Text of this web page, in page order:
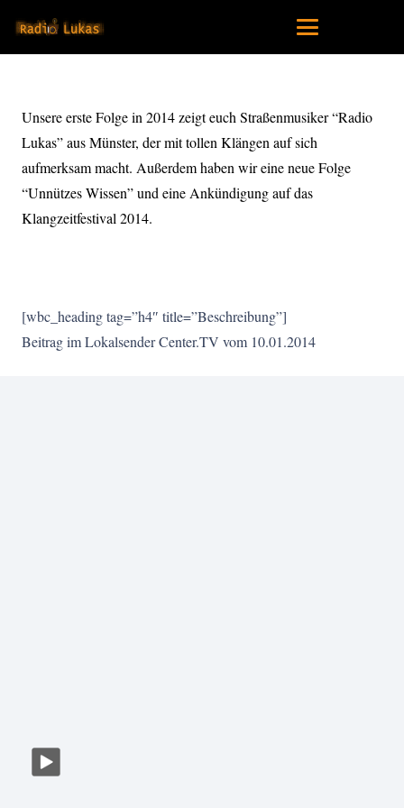
Unsere erste Folge in 2014 zeigt euch Straßenmusiker “Radio
Lukas” aus Münster, der mit tollen Klängen auf sich
aufmerksam macht. Außerdem haben wir eine neue Folge
“Unnützes Wissen” und eine Ankündigung auf das
Klangzeitfestival 2014.
[wbc_heading tag=”h4″ title=”Beschreibung”]
Beitrag im Lokalsender Center.TV vom 10.01.2014